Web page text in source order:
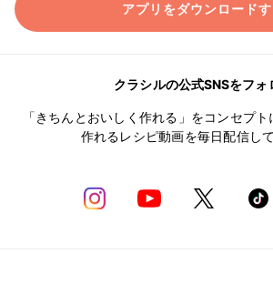
アプリをダウンロードす
クラシルの公式SNSをフォ
「きちんとおいしく作れる」をコンセプト
作れるレシピ動画を毎日配信して